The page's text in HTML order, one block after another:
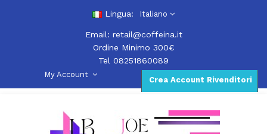
Lingua: Italiano
Email: retail@coffeina.it
Ordine Minimo 300€
Tel 08251860089
Crea Account Rivenditori
My Account